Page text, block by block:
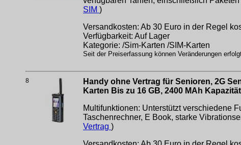
SIM )
Versandkosten: Ab 30 Euro in der Regel
Verfügbarkeit: Auf Lager
Kategorie: /Sim-Karten /SIM-Karten
Seit der Preiserfassung können Veränderungen
8
Handy ohne Vertrag für Senioren, 2G
Karten Bis zu 16 GB, 2400 MAh
Multifunktionen: Unterstützt verschiedene
Taschenrechner, E Book, starke
Vertrag )